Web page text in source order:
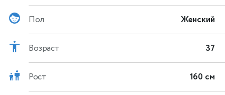
Пол Женский
Возраст 37
Рост 160 см